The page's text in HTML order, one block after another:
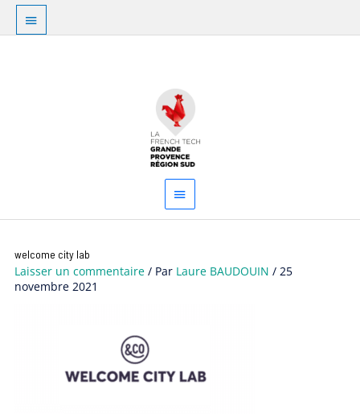
Aller
contenu
Au
dessus
principal
welcome city lab
Laisser un commentaire / Par Laure BAUDOUIN/25
novembre 2021